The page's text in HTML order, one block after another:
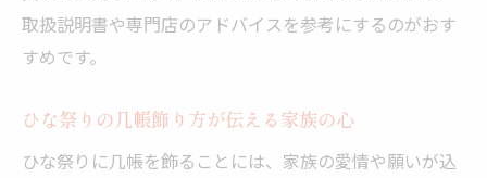
取扱説明書や専門店のアドバイスを参考にするのがおす
すめです。
ひな祭りの几帳飾り方が伝える家族の心
ひな祭りに几帳を飾ることには、家族の愛情や願いが込